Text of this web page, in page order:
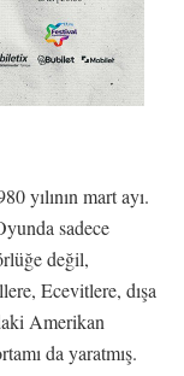
yılının mart ayı.
sadece
değil,
Ecevitlere, dışa
Amerikan
da yaratmış.